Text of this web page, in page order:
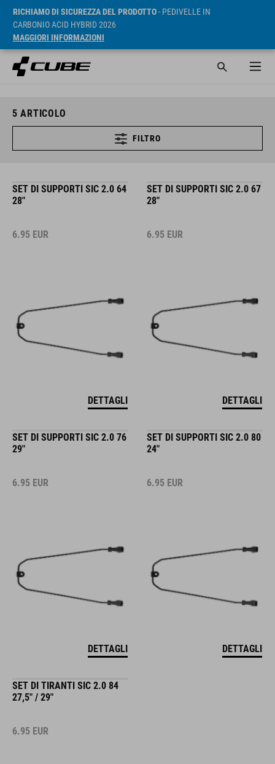
RICHIAMO DI SICUREZZA DEL PRODOTTO- PEDIVELLE IN
CARBONIO ACID HYBRID 2026
MAGGIORI INFORMAZIONI
5 ARTICOLO
FILTRO
SET DI SUPPORTI SIC 2.0 64
28"
6.95 EUR
DETTAGLI
SET DI SUPPORTI SIC 2.0 67
28"
6.95 EUR
DETTAGLI
SET DI SUPPORTI SIC 2.0 76
29"
6.95 EUR
DETTAGLI
SET DI SUPPORTI SIC 2.0 80
24"
6.95 EUR
DETTAGLI
SET DI TIRANTI SIC 2.0 84
27,5" / 29"
6.95 EUR